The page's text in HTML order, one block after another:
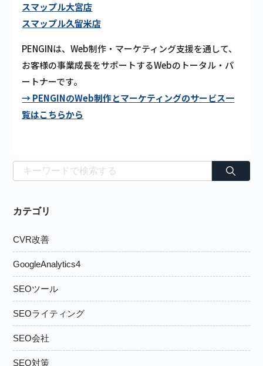
スマップル大宮店
スマップル久留米店
PENGINは、Web制作・マーケティング支援を通して、
お客様の事業成長をサポートするWebのトータル・パ
ートナーです。
→ PENGINのWeb制作とマーケティングのサービス一
覧はこちらから
カテゴリ
CVR改善
GoogleAnalytics4
SEOツール
SEOライティング
SEO会社
SEO対策